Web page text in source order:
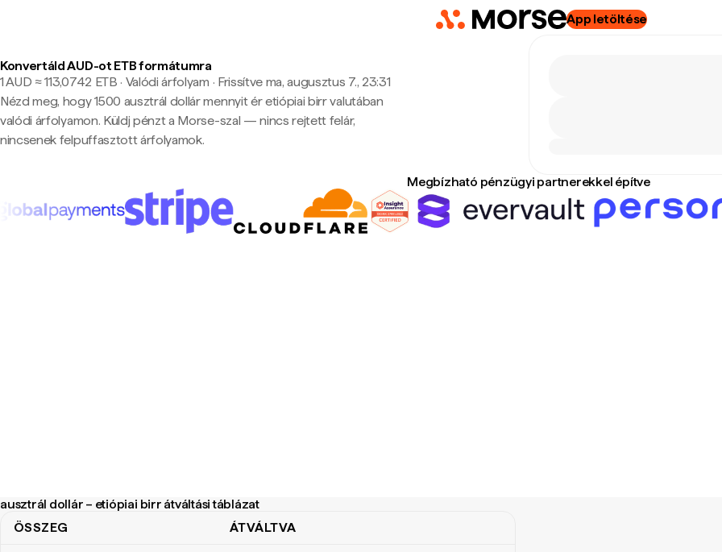
App letöltése
Konvertáld AUD-ot ETB formátumra
1 AUD ≈ 113,0742 ETB · Valódi árfolyam · Frissítve ma, augusztus 7., 23:31
Nézd meg, hogy 1500 ausztrál dollár mennyit ér etiópiai birr valutában
valódi árfolyamon. Küldj pénzt a Morse-szal — nincs rejtett felár,
nincsenek felpuffasztott árfolyamok.
Megbízható pénzügyi partnerekkel építve
ausztrál dollár – etiópiai birr átváltási táblázat
ÖSSZEG ÁTVÁLTVA